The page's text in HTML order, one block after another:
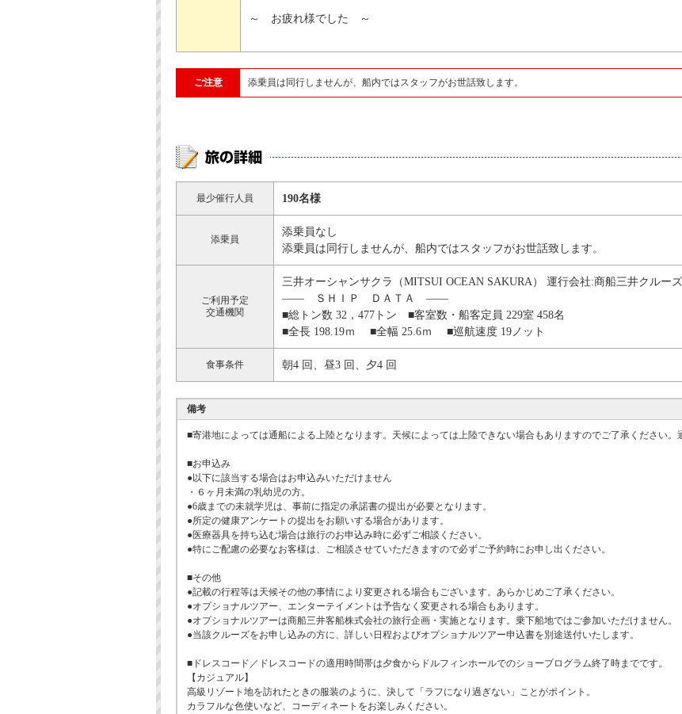
～ お疲れ様でした ～
ご注意 添乗員は同行しませんが、船内ではスタッフがお世話致します。
最少催行人員 190名様
添乗員
添乗員なし
添乗員は同行しませんが、船内ではスタッフがお世話致します。
ご利用予定
交通機関
三井オーシャンサクラ（MITSUI OCEAN SAKURA） 運行会社:商船三井クルー
―― ＳＨＩＰ ＤＡＴＡ ――
■総トン数 32，477トン ■客室数・船客定員 229室 458名
■全長 198.19ｍ ■全幅 25.6ｍ ■巡航速度 19ノット
食事条件 朝4 回、昼3 回、夕4 回
備考
■寄港地によっては通船による上陸となります。天候によっては上陸できない場合もありますのでご了承ください。
■お申込み
●以下に該当する場合はお申込みいただけません
・６ヶ月未満の乳幼児の方。
●6歳までの未就学児は、事前に指定の承諾書の提出が必要となります。
●所定の健康アンケートの提出をお願いする場合があります。
●医療器具を持ち込む場合は旅行のお申込み時に必ずご相談ください。
●特にご配慮の必要なお客様は、ご相談させていただきますので必ずご予約時にお申し出ください。
■その他
●記載の行程等は天候その他の事情により変更される場合もございます。あらかじめご了承ください。
●オプショナルツアー、エンターテイメントは予告なく変更される場合もあります。
●オプショナルツアーは商船三井客船株式会社の旅行企画・実施となります。乗下船地ではご参加いただけません。
●当該クルーズをお申し込みの方に、詳しい日程およびオプショナルツアー申込書を別途送付いたします。
■ドレスコード／ドレスコードの適用時間帯は夕食からドルフィンホールでのショープログラム終了時までです。
【カジュアル】
高級リゾート地を訪れたときの服装のように、決して「ラフになり過ぎない」ことがポイント。
カラフルな色使いなど、コーディネートをお楽しみください。